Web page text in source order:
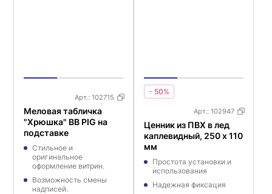
Арт.: 102715
Меловая табличка
"Хрюшка" BB PIG на
подставке
Стильное и
оригинальное
оформление витрин.
Возможность смены
надписей.
- 50%
Арт.: 102947
Ценник из ПВХ в лед
каплевидный, 250 х 110
мм
Простота установки и
использования
Надежная фиксация